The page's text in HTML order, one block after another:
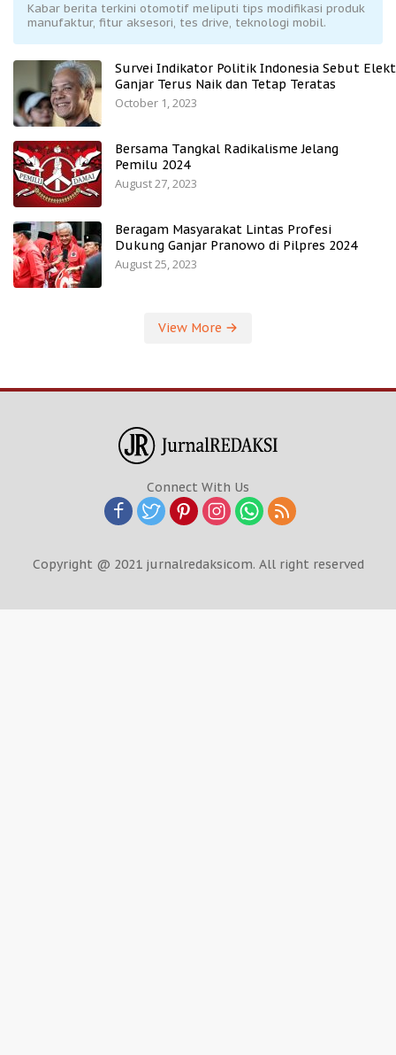
Kabar berita terkini otomotif meliputi tips modifikasi produk
manufaktur, fitur aksesori, tes drive, teknologi mobil.
Survei Indikator Politik Indonesia Sebut
Ganjar Terus Naik dan Tetap Teratas
October 1, 2023
Bersama Tangkal Radikalisme Jelang
Pemilu 2024
August 27, 2023
Beragam Masyarakat Lintas Profesi
Dukung Ganjar Pranowo di Pilpres 2024
August 25, 2023
View More
Connect With Us
Copyright @ 2021 jurnalredaksicom. All right reserved